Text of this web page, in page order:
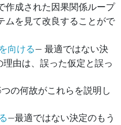
作成された 因果関係ループ
ムを見て改良することがで
向ける— 最適ではない決
由は、誤った仮定と誤っ
の何故がこれらを説明し
—最適ではない決定のもう